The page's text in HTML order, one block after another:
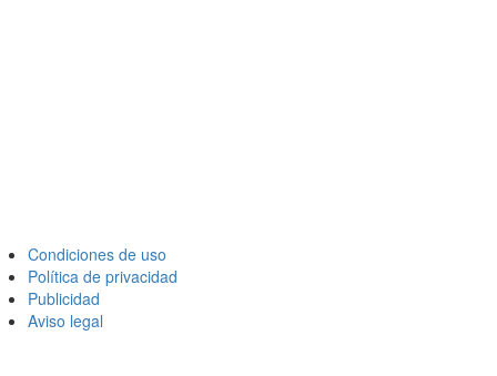
Condiciones de uso
Política de privacidad
Publicidad
Aviso legal